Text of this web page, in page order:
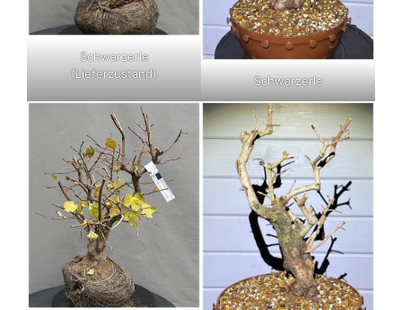
Schwarzerle
(Lieferzustand)
Schwarzerle